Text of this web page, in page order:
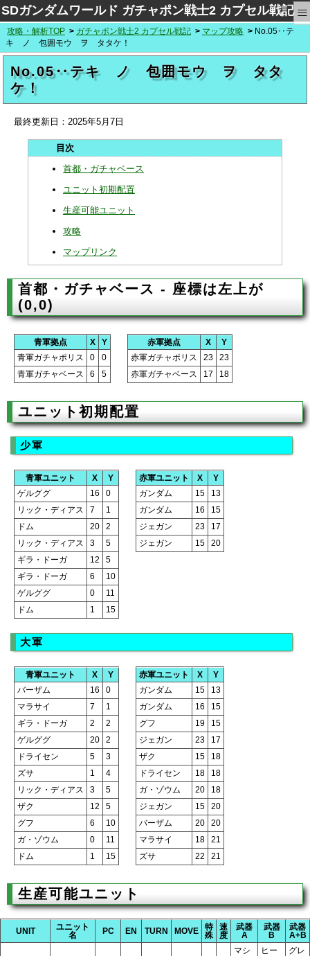
SDガンダムワールド ガチャポン戦士2 カプセル戦記 ≡
攻略・解析TOP ガチャポン戦士2 カプセル戦記 マップ攻略
No.05‥テ
キ ノ 包囲モウ ヲ タタケ！
No.05‥テキ ノ 包囲モウ ヲ タタ
ケ！
最終更新日： 2025年5月7日
首都・ガチャベース
ユニット初期配置
生産可能ユニット
攻略
マップリンク
首都・ガチャベース - 座標は左上が
(0,0)
青軍拠点 X
Y
青軍ガチャポリス
0
0
青軍ガチャベース
6 5
赤軍拠点 X
Y
赤軍ガチャポリス
23
23
赤軍ガチャベース
17 18
ユニット初期配置
少軍
青軍ユニット X
Y
ゲルググ
16
0
リック・ディアス
7
1
ドム
20
2
リック・ディアス
3
5
ギラ・ドーガ
12
5
ギラ・ドーガ
6
10
ゲルググ
0
11
ドム
1 15
赤軍ユニット X
Y
ガンダム
15
13
ガンダム
16
15
ジェガン
23
17
ジェガン
15 20
大軍
青軍ユニット X
Y
バーザム
16
0
マラサイ
7
1
ギラ・ドーガ
2
2
ゲルググ
20
2
ドライセン
5
3
ズサ
1
4
リック・ディアス
3
5
ザク
12
5
グフ
6
10
ガ・ゾウム
0
11
ドム
1 15
赤軍ユニット X
Y
ガンダム
15
13
ガンダム
16
15
グフ
19
15
ジェガン
23
17
ザク
15
18
ドライセン
18
18
ガ・ゾウム
20
18
ジェガン
15
20
バーザム
20
20
マラサイ
18
21
ズサ
22 21
生産可能ユニット
UNIT
ユニット
名
PC EN TURN MOVE
特
殊
速
度
武器
A
武器
B
武器
A+B
マシ
ヒー
グレ